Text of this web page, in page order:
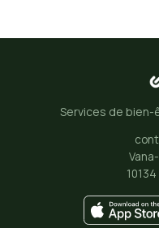
Services de bien-